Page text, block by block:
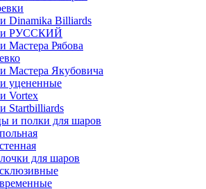
Dinamika Billiards
РУССКИЙ
Мастера Рябова
Мастера Якубовича
уцененные
Vortex
Startbilliards
и полки для шаров
для шаров